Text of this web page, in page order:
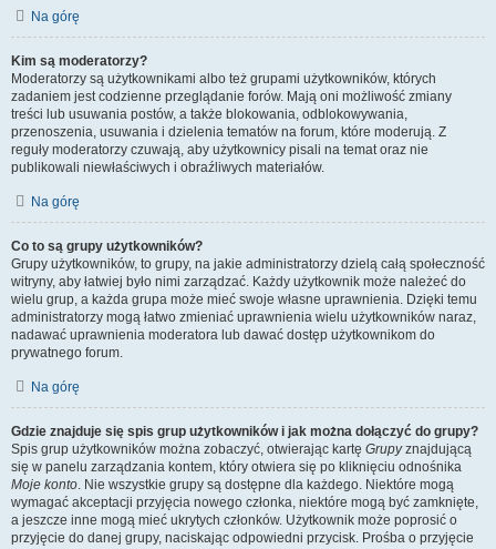
Na górę
Kim są moderatorzy?
Moderatorzy są użytkownikami albo też grupami użytkowników, których
zadaniem jest codzienne przeglądanie forów. Mają oni możliwość zmiany
treści lub usuwania postów, a także blokowania, odblokowywania,
przenoszenia, usuwania i dzielenia tematów na forum, które moderują. Z
reguły moderatorzy czuwają, aby użytkownicy pisali na temat oraz nie
publikowali niewłaściwych i obraźliwych materiałów.
Na górę
Co to są grupy użytkowników?
Grupy użytkowników, to grupy, na jakie administratorzy dzielą całą społeczność
witryny, aby łatwiej było nimi zarządzać. Każdy użytkownik może należeć do
wielu grup, a każda grupa może mieć swoje własne uprawnienia. Dzięki temu
administratorzy mogą łatwo zmieniać uprawnienia wielu użytkowników naraz,
nadawać uprawnienia moderatora lub dawać dostęp użytkownikom do
prywatnego forum.
Na górę
Gdzie znajduje się spis grup użytkowników i jak można dołączyć do grupy?
Spis grup użytkowników można zobaczyć, otwierając kartę Grupyznajdującą
się w panelu zarządzania kontem, który otwiera się po kliknięciu odnośnika
Moje konto. Nie wszystkie grupy są dostępne dla każdego. Niektóre mogą
wymagać akceptacji przyjęcia nowego członka, niektóre mogą być zamknięte,
a jeszcze inne mogą mieć ukrytych członków. Użytkownik może poprosić o
przyjęcie do danej grupy, naciskając odpowiedni przycisk. Prośba o przyjęcie